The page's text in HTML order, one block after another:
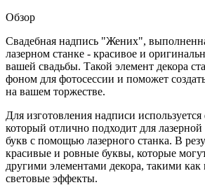
Обзор
Свадебная надпись "Жених",
лазерном станке - красивое и
вашей свадьбы. Такой элемент декора
фоном для фотосессии и поможет
на вашем торжестве.
Для изготовления надписи
который отлично подходит для
букв с помощью лазерного станка. В
красивые и ровные буквы, которые
другими элементами декора, такими
световые эффекты.